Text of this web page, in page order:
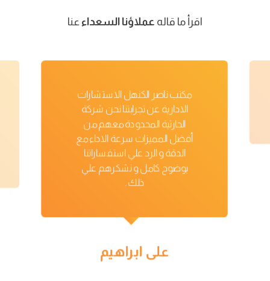
اقرأ ما قاله عملاؤنا السعداء عنا
مكتب ناصر الكنهل الاستشارات
الادارية عن تجرابتنا نحن شركة
الحارثية المحدودة معهم من
أفضل المميزات سرعة الاداء مع
الدقة و الرد علي استفساراتنا
بوضوح كامل و نشكرهم علي
ذلك .
علی ابراهیم